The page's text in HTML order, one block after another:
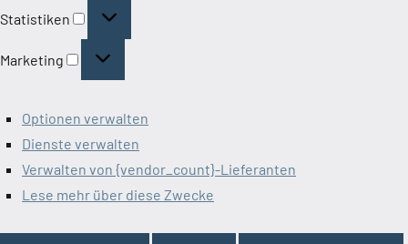
Statistiken
Statistiken
Marketing
Marketing
Optionen verwalten
Dienste verwalten
Verwalten von {vendor_count}-Lieferanten
Lese mehr über diese Zwecke